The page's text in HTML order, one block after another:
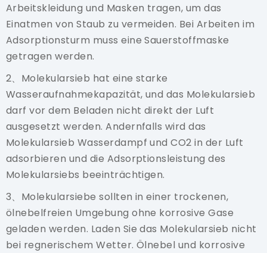
Arbeitskleidung und Masken tragen, um das
Einatmen von Staub zu vermeiden. Bei Arbeiten im
Adsorptionsturm muss eine Sauerstoffmaske
getragen werden.
2、Molekularsieb hat eine starke
Wasseraufnahmekapazität, und das Molekularsieb
darf vor dem Beladen nicht direkt der Luft
ausgesetzt werden. Andernfalls wird das
Molekularsieb Wasserdampf und CO2 in der Luft
adsorbieren und die Adsorptionsleistung des
Molekularsiebs beeinträchtigen.
3、Molekularsiebe sollten in einer trockenen,
ölnebelfreien Umgebung ohne korrosive Gase
geladen werden. Laden Sie das Molekularsieb nicht
bei regnerischem Wetter. Ölnebel und korrosive